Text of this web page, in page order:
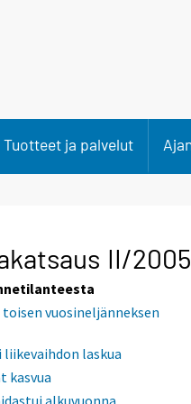
Tuotteet ja palvelut
II/2005
vuosineljänneksen
laskua
kasvua